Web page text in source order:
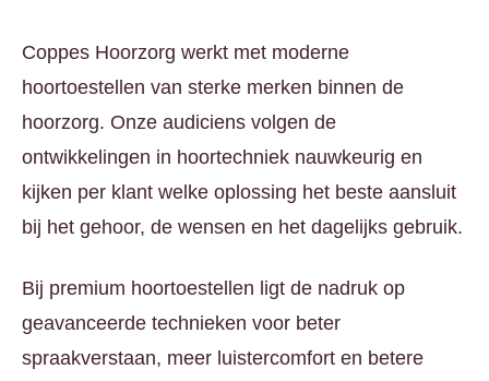
Coppes Hoorzorg werkt met moderne
hoortoestellen van sterke merken binnen de
hoorzorg. Onze audiciens volgen de
ontwikkelingen in hoortechniek nauwkeurig en
kijken per klant welke oplossing het beste aansluit
bij het gehoor, de wensen en het dagelijks gebruik.
Bij premium hoortoestellen ligt de nadruk op
geavanceerde technieken voor beter
spraakverstaan, meer luistercomfort en betere